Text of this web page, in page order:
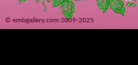
© embgallery.com 2009-2025